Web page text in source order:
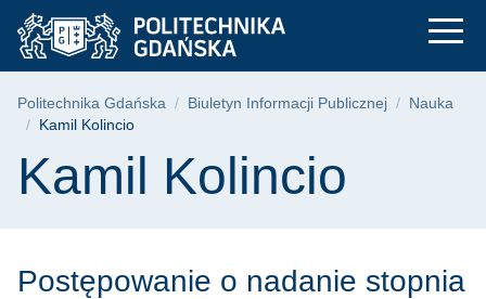
Przejdź
do
menu
Przejdź
do
wyszukiwarki
Przejdź
do
treści
Kamil Kolincio |
Ścieżka nawigacyjna
Politechnika Gdańska Biuletyn Informacji Publicznej
Nauka
Kamil Kolincio
Treść strony
Kamil Kolincio
Postępowanie o nadanie stopnia